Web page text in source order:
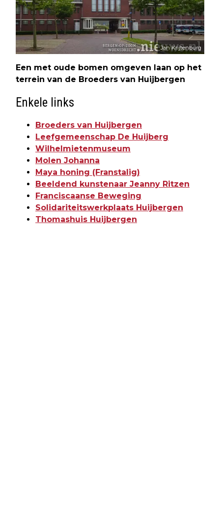
Jan Krijtenburg
Een met oude bomen omgeven laan op het
terrein van de Broeders van Huijbergen
Enkele links
Broeders van Huijbergen
Leefgemeenschap De Huijberg
Wilhelmietenmuseum
Molen Johanna
Maya honing (Franstalig)
Beeldend kunstenaar Jeanny Ritzen
Franciscaanse Beweging
Solidariteitswerkplaats Huijbergen
Thomashuis Huijbergen